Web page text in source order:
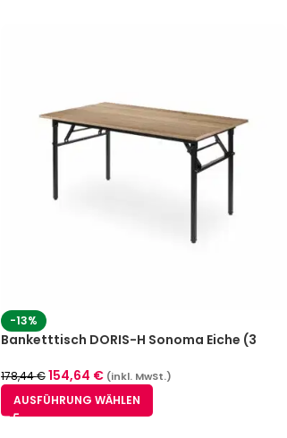
-13%
Banketttisch DORIS-H Sonoma Eiche (3
178,44€154,64 € (inkl. MwSt.)
AUSFÜHRUNG WÄHLEN